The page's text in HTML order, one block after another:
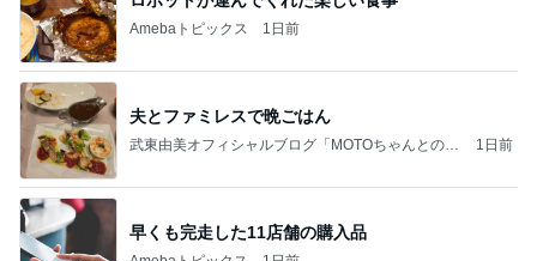
Amebaトピックス 1日前
夫とファミレスで晩ごはん
武東由美オフィシャルブログ「MOTOちゃんとのは
1日前
早くも完走した11店舗の購入品